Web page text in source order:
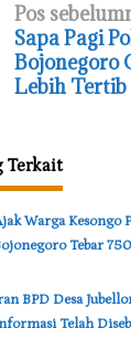
N
a
v
a
i
o
s
Pos
‎Sapa Pagi
Bojonegoro
Lebih Tertib
Terkait
Warga Kesongo
Tebar
BPD Desa
Telah